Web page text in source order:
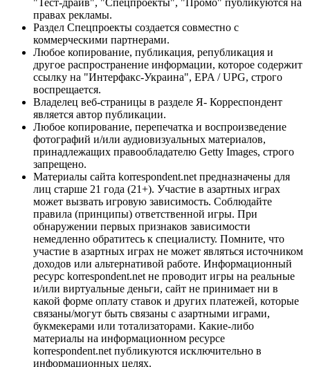
правах рекламы.
Раздел Спецпроекты создается совместно с
коммерческими партнерами.
Любое копирование, публикация, републикация и
другое распространение информации, которое содержит
ссылку на "Интерфакс-Украина", EPA / UPG, строго
воспрещается.
Владелец веб-страницы в разделе Я- Корреспондент
является автор публикации.
Любое копирование, перепечатка и воспроизведение
фотографий и/или аудиовизуальных материалов,
принадлежащих правообладателю Getty Images, строго
запрещено.
Материалы сайта korrespondent.net предназначены для
лиц старше 21 года (21+). Участие в азартных играх
может вызвать игровую зависимость. Соблюдайте
правила (принципы) ответственной игры. При
обнаружении первых признаков зависимости
немедленно обратитесь к специалисту. Помните, что
участие в азартных играх не может являться источником
доходов или альтернативой работе. Информационный
ресурс korrespondent.net не проводит игры на реальные
и/или виртуальные деньги, сайт не принимает ни в
какой форме оплату ставок и других платежей, которые
связаны/могут быть связаны с азартными играми,
букмекерами или тотализаторами. Какие-либо
материалы на информационном ресурсе
korrespondent.net публикуются исключительно в
информационных целях.